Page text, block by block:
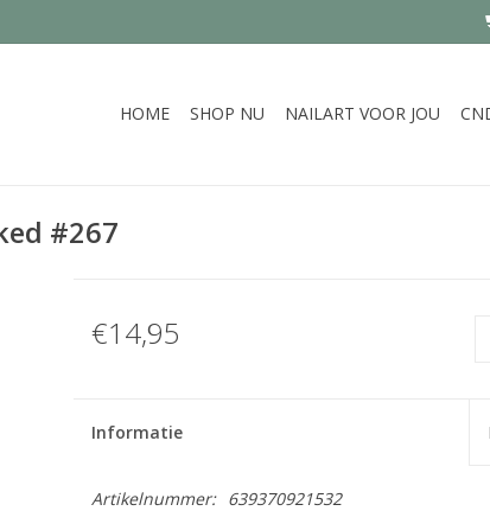
HOME SHOP NU NAILART VOOR JOU
#267
€14,95
Informatie
Artikelnummer: 639370921532